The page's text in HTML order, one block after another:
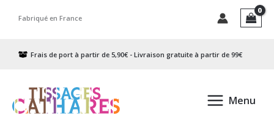
Fabriqué en France
Frais de port à partir de 5,90€ - Livraison gratuite à partir de 99€
Menu